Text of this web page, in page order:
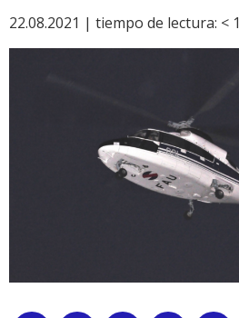
22.08.2021 | tiempo de lectura: < 1